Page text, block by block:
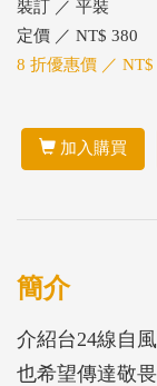
裝訂 ／ 平裝
定價 ／ NT$ 380
8 折優惠價 ／
加入購買
簡介
介紹台24線自
也希望傳達敬